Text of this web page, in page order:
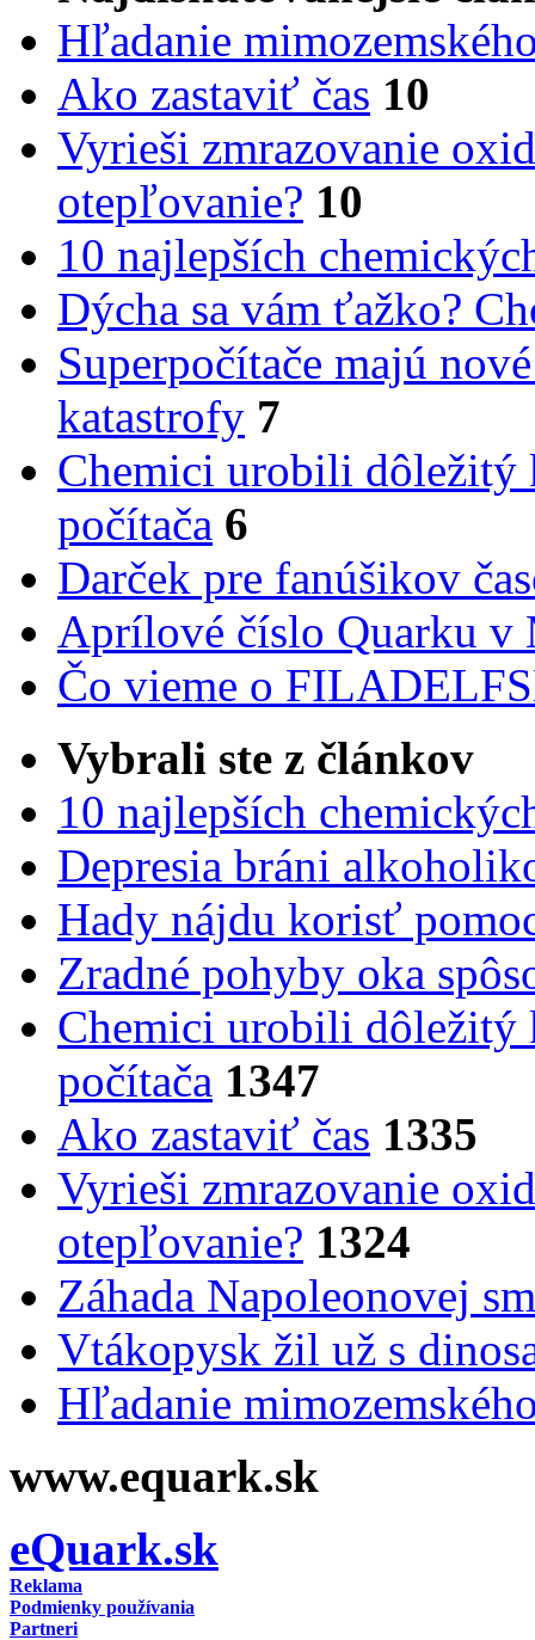
Hľadanie
Ako zastaviť čas 10
Vyrieši zmrazovanie
otepľovanie? 10
10 najlepších
Dýcha sa vám ťažko?
Superpočítače majú
katastrofy 7
Chemici urobili dôležitý
počítača 6
Darček pre fanúšikov
Aprílové číslo Quarku v
Čo vieme o
Vybrali ste z článkov
10 najlepších
Depresia bráni
Hady nájdu korisť
Zradné pohyby oka
Chemici urobili dôležitý
počítača 1347
Ako zastaviť čas 1335
Vyrieši zmrazovanie
otepľovanie? 1324
Záhada Napoleonovej
Vtákopysk žil už s
Hľadanie
www.equark.sk
eQuark.sk
Reklama
Podmienky používania
Partneri